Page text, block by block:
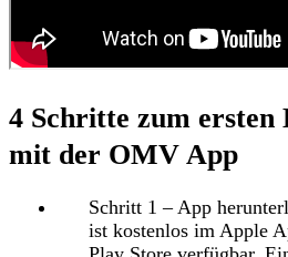
4 Schritte zum ersten
mit der OMV App
Schritt 1 – App
ist kostenlos im Apple